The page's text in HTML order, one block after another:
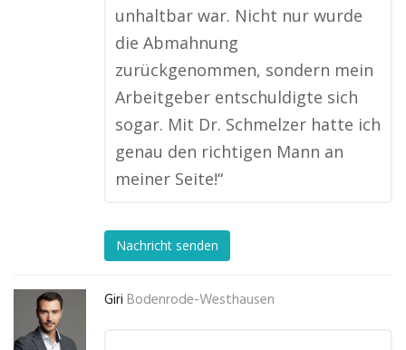
unhaltbar war. Nicht nur wurde
die Abmahnung
zurückgenommen, sondern mein
Arbeitgeber entschuldigte sich
sogar. Mit Dr. Schmelzer hatte ich
genau den richtigen Mann an
meiner Seite!“
Nachricht senden
Giri Bodenrode-Westhausen